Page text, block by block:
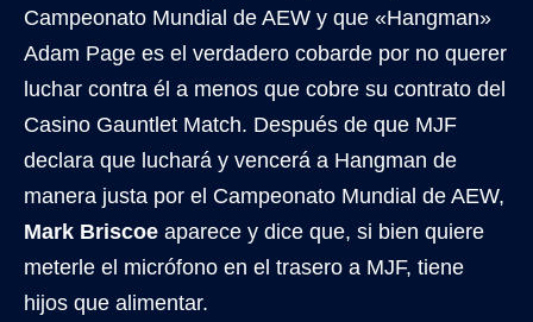
Campeonato Mundial de AEW y que «Hangman»
Adam Page es el verdadero cobarde por no querer
luchar contra él a menos que cobre su contrato del
Casino Gauntlet Match. Después de que MJF
declara que luchará y vencerá a Hangman de
manera justa por el Campeonato Mundial de AEW,
Mark Briscoe aparece y dice que, si bien quiere
meterle el micrófono en el trasero a MJF, tiene
hijos que alimentar.